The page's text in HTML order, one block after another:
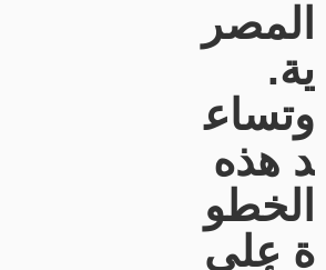
المصر
ية.
وتساع
د هذه
الخطو
ة على